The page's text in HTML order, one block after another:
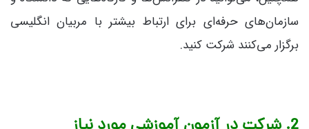
سازمان‌های حرفه‌ای برای ارتباط بیشتر با مربیان انگلیسی
برگزار می‌کنند شرکت کنید.